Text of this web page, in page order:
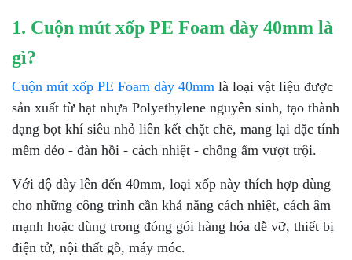
1. Cuộn mút xốp PE Foam dày 40mm là
gì?
Cuộn mút xốp PE Foam dày 40mm là loại vật liệu được
sản xuất từ hạt nhựa Polyethylene nguyên sinh, tạo thành
dạng bọt khí siêu nhỏ liên kết chặt chẽ, mang lại đặc tính
mềm dẻo - đàn hồi - cách nhiệt - chống ẩm vượt trội.
Với độ dày lên đến 40mm, loại xốp này thích hợp dùng
cho những công trình cần khả năng cách nhiệt, cách âm
mạnh hoặc dùng trong đóng gói hàng hóa dễ vỡ, thiết bị
điện tử, nội thất gỗ, máy móc.